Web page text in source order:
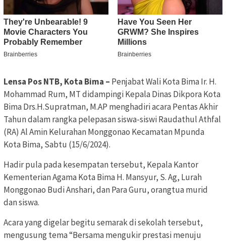
Lensa Pos NTB, Kota Bima – Penjabat Wali Kota Bima Ir. H.
Mohammad Rum, MT didampingi Kepala Dinas Dikpora Kota
Bima Drs.H.Supratman, M.AP menghadiri acara Pentas Akhir
Tahun dalam rangka pelepasan siswa-siswi Raudathul Athfal
(RA) Al Amin Kelurahan Monggonao Kecamatan Mpunda
Kota Bima, Sabtu (15/6/2024).
Hadir pula pada kesempatan tersebut, Kepala Kantor
Kementerian Agama Kota Bima H. Mansyur, S. Ag, Lurah
Monggonao Budi Anshari, dan Para Guru, orangtua murid
dan siswa.
Acara yang digelar begitu semarak di sekolah tersebut,
mengusung tema “Bersama mengukir prestasi menuju